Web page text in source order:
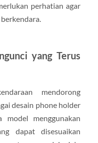
perhatian agar
yang Terus
mendorong
desain phone holder
model menggunakan
dapat disesuaikan